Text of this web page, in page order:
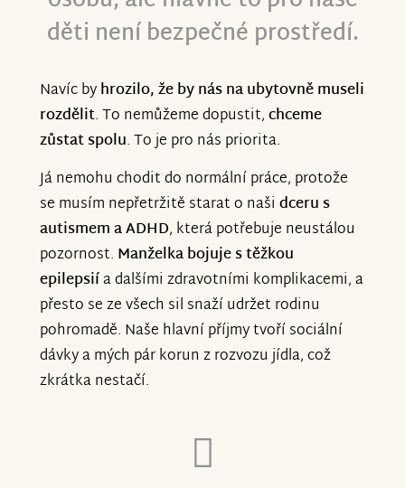
děti není bezpečné prostředí.
Navíc byhrozilo, že by nás na ubytovně museli
rozdělit. To nemůžeme dopustit,chceme
zůstat spolu. To je pro nás priorita.
Já nemohu chodit do normální práce, protože
se musím nepřetržitě starat o naši dceru s
autismem a ADHD, která potřebuje neustálou
pozornost. Manželka bojuje s těžkou
epilepsiía dalšími zdravotními komplikacemi, a
přesto se ze všech sil snaží udržet rodinu
pohromadě. Naše hlavní příjmy tvoří sociální
dávky a mých pár korun z rozvozu jídla, což
zkrátka nestačí.